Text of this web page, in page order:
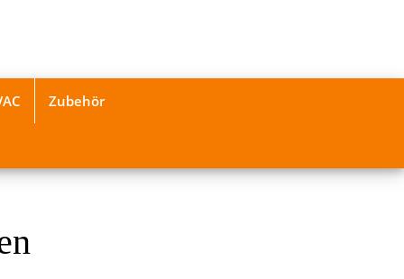
Zubehör